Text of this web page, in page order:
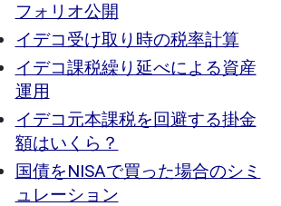
フォリオ公開
イデコ受け取り時の税率計算
イデコ課税繰り延べによる資産
運用
イデコ元本課税を回避する掛金
額はいくら？
国債をNISAで買った場合のシミ
ュレーション